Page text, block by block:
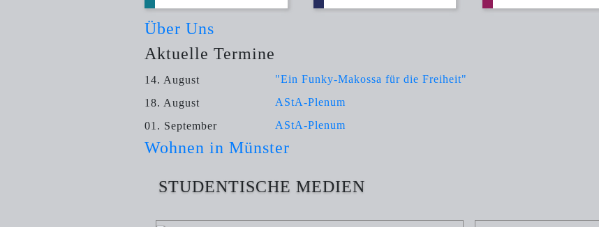
Über Uns
Aktuelle Termine
14. August
"Ein Funky-Makossa für die Freiheit"
18. August
AStA-Plenum
01. September
AStA-Plenum
Wohnen in Münster
STUDENTISCHE MEDIEN